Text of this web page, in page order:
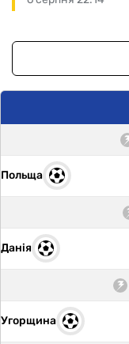
Польща
Данія
Угорщина